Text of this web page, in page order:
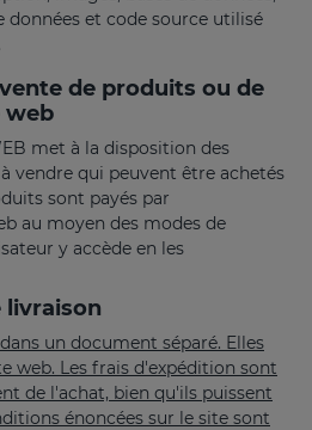
données et code source utilisé
de produits ou de
web
met à la disposition des
vendre qui peuvent être achetés
sont payés par
au moyen des modes de
y accède en les
livraison
un document séparé. Elles
web. Les frais d'expédition sont
de l'achat, bien qu'ils puissent
énoncées sur le site sont